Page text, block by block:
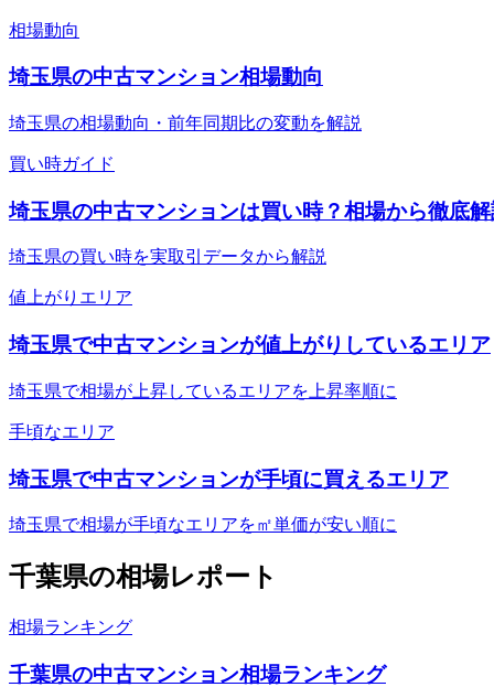
相場動向
埼玉県の中古マンション相場動向
埼玉県の相場動向・前年同期比の変動を解説
買い時ガイド
埼玉県の中古マンションは買い時？相場から徹底
埼玉県の買い時を実取引データから解説
値上がりエリア
埼玉県で中古マンションが値上がりしているエリア
埼玉県で相場が上昇しているエリアを上昇率順に
手頃なエリア
埼玉県で中古マンションが手頃に買えるエリア
埼玉県で相場が手頃なエリアを㎡単価が安い順に
千葉県の相場レポート
相場ランキング
千葉県の中古マンション相場ランキング